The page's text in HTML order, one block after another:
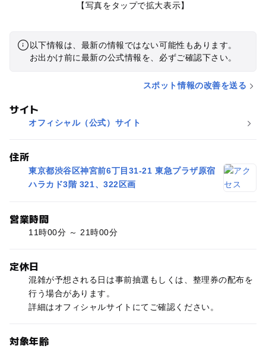
【写真をタップで拡大表示】
以下情報は、最新の情報ではない可能性もあります。
お出かけ前に最新の公式情報を、必ずご確認下さい。
スポット情報の改善を送る
サイト
オフィシャル（公式）サイト
住所
東京都渋谷区神宮前6丁目31-21 東急プラザ原宿
ハラカド3階 321、322区画
営業時間
11時00分 ～ 21時00分
定休日
混雑が予想される日は事前抽選もしくは、整理券の配布を
行う場合があります。
詳細はオフィシャルサイトにてご確認ください。
対象年齢